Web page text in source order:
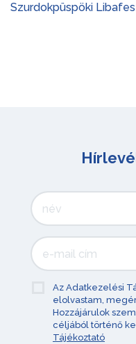
Szurdokpüspöki
Az Adatkezelési
elolvastam,
Hozzájárulok
céljából történő
Tájékoztató